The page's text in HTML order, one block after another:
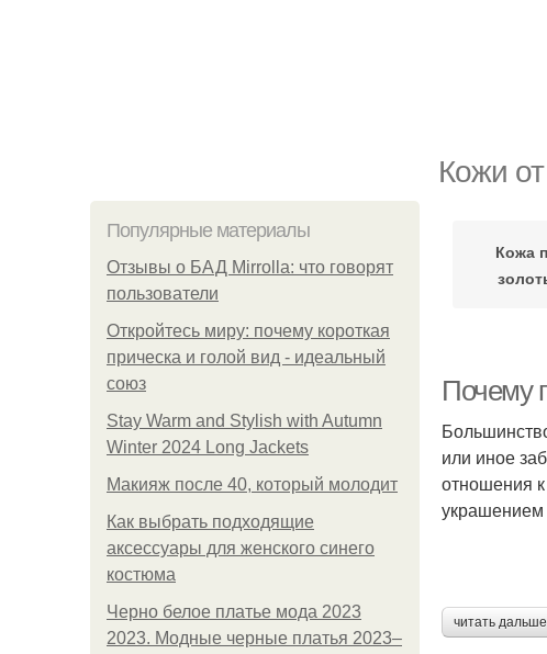
Кожи
Популярные материалы
Отзывы о БАД Mirrolla: что говорят
пользователи
Откройтесь миру: почему короткая
прическа и голой вид - идеальный
союз
Stay Warm and Stylish with Autumn
Winter 2024 Long Jackets
Макияж после 40, который молодит
Как выбрать подходящие
аксессуары для женского синего
костюма
Черно белое платье мода 2023
2023. Модные черные платья 2023–
Кожа
Почему
или иное
отношения
украшением
читать